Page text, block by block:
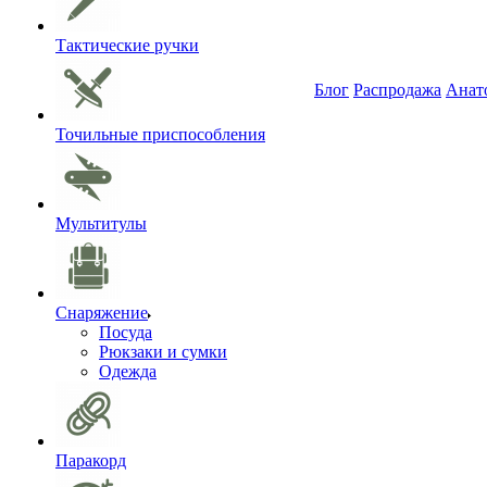
Тактические ручки
Точильные приспособления
Мультитулы
Снаряжение
Посуда
Рюкзаки и сумки
Одежда
Паракорд
Блог Распродажа